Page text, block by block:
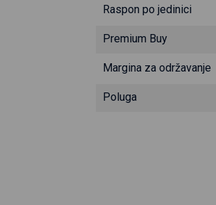
Raspon po jedinici
Premium Buy
Margina za održavanje
Poluga